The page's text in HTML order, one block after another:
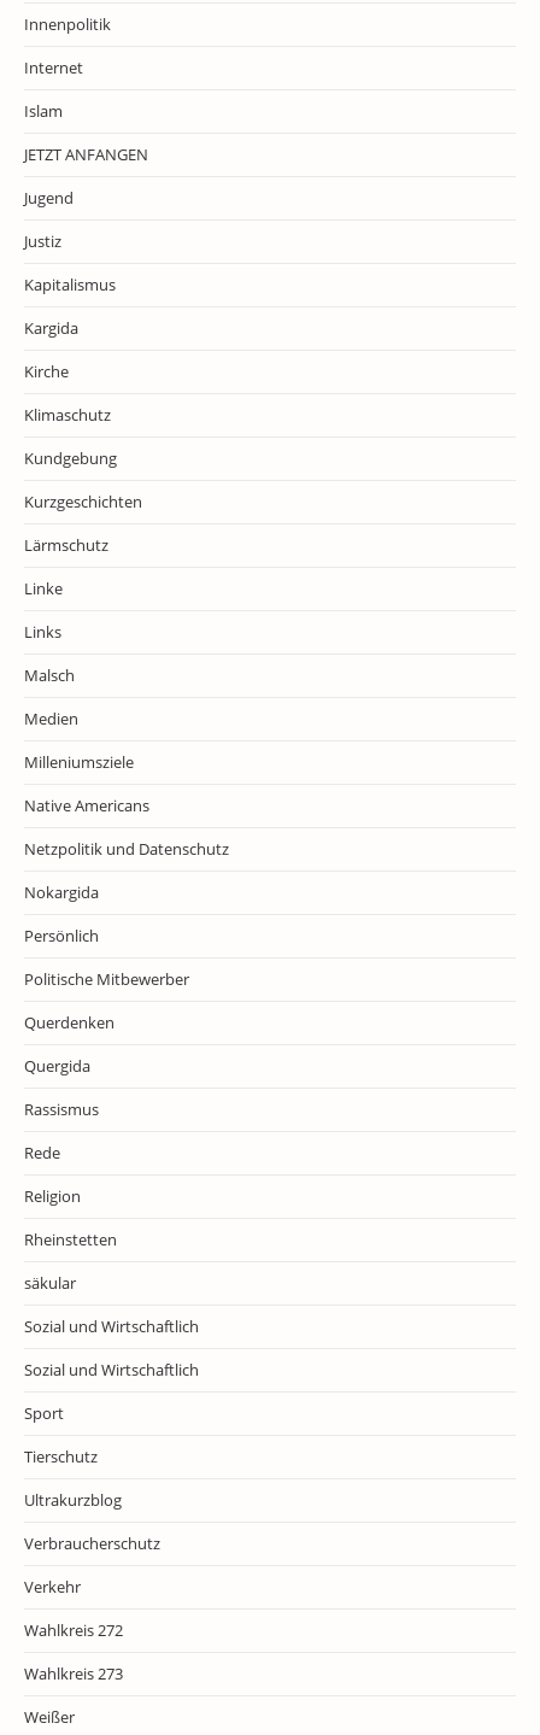
Innenpolitik
Internet
Islam
JETZT ANFANGEN
Jugend
Justiz
Kapitalismus
Kargida
Kirche
Klimaschutz
Kundgebung
Kurzgeschichten
Lärmschutz
Linke
Links
Malsch
Medien
Milleniumsziele
Native Americans
Netzpolitik und Datenschutz
Nokargida
Persönlich
Politische Mitbewerber
Querdenken
Quergida
Rassismus
Rede
Religion
Rheinstetten
säkular
Sozial und Wirtschaftlich
Sozial und Wirtschaftlich
Sport
Tierschutz
Ultrakurzblog
Verbraucherschutz
Verkehr
Wahlkreis 272
Wahlkreis 273
Weißer